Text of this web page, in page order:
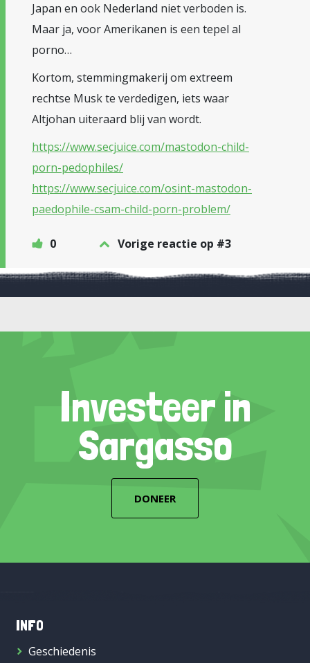
Japan en ook Nederland niet verboden is.
Maar ja, voor Amerikanen is een tepel al
porno…
Kortom, stemmingmakerij om extreem
rechtse Musk te verdedigen, iets waar
Altjohan uiteraard blij van wordt.
https://www.secjuice.com/mastodon-child-
porn-pedophiles/
https://www.secjuice.com/osint-mastodon-
paedophile-csam-child-porn-problem/
0 Vorige reactie op #3
Investeer in
Sargasso
DONEER
INFO
Geschiedenis